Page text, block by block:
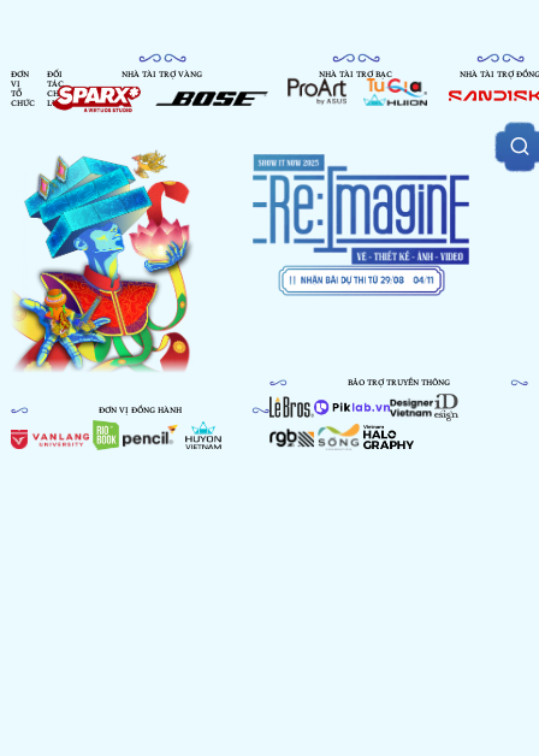
ĐƠN
VỊ
TỔ
CHỨC
ĐỐI
TÁC
CHIẾN
LƯỢC
NHÀ TÀI TRỢ VÀNG NHÀ TÀI TRỢ BẠC NHÀ TÀI TRỢ ĐỒNG
ĐƠN VỊ ĐỒNG HÀNH
BẢO TRỢ TRUYỀN THÔNG